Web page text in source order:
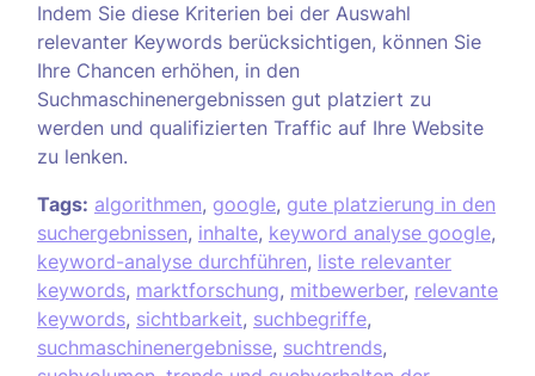
Indem Sie diese Kriterien bei der Auswahl
relevanter Keywords berücksichtigen, können Sie
Ihre Chancen erhöhen, in den
Suchmaschinenergebnissen gut platziert zu
werden und qualifizierten Traffic auf Ihre Website
zu lenken.
Tags: algorithmen, google, gute platzierung in den
suchergebnissen, inhalte, keyword analyse google,
keyword-analyse durchführen, liste relevanter
keywords, marktforschung, mitbewerber, relevante
keywords, sichtbarkeit, suchbegriffe,
suchmaschinenergebnisse, suchtrends,